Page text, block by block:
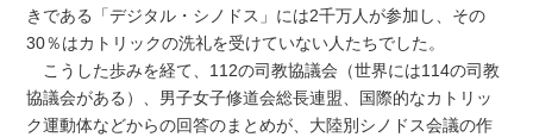
きである「デジタル・シノドス」には2千万人が参加し、その
30％はカトリックの洗礼を受けていない人たちでした。
こうした歩みを経て、112の司教協議会（世界には114の司教
協議会がある）、男子女子修道会総長連盟、国際的なカトリッ
ク運動体などからの回答のまとめが、大陸別シノドス会議の作